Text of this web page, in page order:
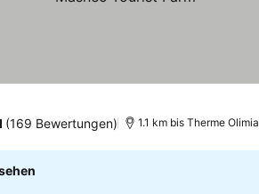
(169 Bewertungen) 1.1 km bis Therme Olimia